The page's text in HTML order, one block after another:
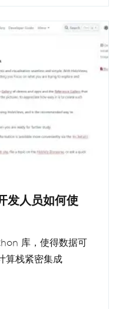
人员如何使
库，使得数据可
算栈紧密集成